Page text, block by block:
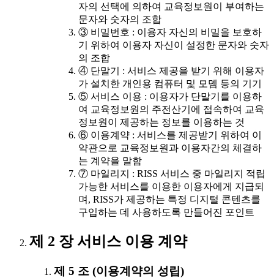
자의 선택에 의하여 교육정보원이 부여하는
문자와 숫자의 조합
③ 비밀번호 : 이용자 자신의 비밀을 보호하
기 위하여 이용자 자신이 설정한 문자와 숫자
의 조합
④ 단말기 : 서비스 제공을 받기 위해 이용자
가 설치한 개인용 컴퓨터 및 모뎀 등의 기기
⑤ 서비스 이용 : 이용자가 단말기를 이용하
여 교육정보원의 주전산기에 접속하여 교육
정보원이 제공하는 정보를 이용하는 것
⑥ 이용계약 : 서비스를 제공받기 위하여 이
약관으로 교육정보원과 이용자간의 체결하
는 계약을 말함
⑦ 마일리지 : RISS 서비스 중 마일리지 적립
가능한 서비스를 이용한 이용자에게 지급되
며, RISS가 제공하는 특정 디지털 콘텐츠를
구입하는 데 사용하도록 만들어진 포인트
제 2 장 서비스 이용 계약
제 5 조 (이용계약의 성립)